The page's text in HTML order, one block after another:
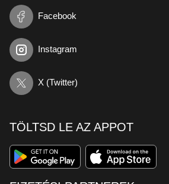
Facebook
Instagram
X (Twitter)
TÖLTSD LE AZ APPOT